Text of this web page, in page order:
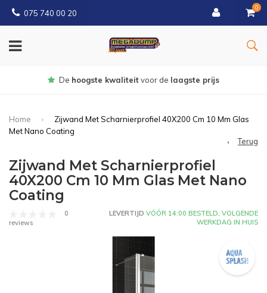
075 740 00 20
0
Gratisbezorgd vanaf € 150
Home
Zijwand Met Scharnierprofiel 40X200 Cm 10 Mm Glas
Met Nano Coating
Terug
Zijwand Met Scharnierprofiel
40X200 Cm 10 Mm Glas Met Nano
Coating
0
reviews
LEVERTIJD VÓÓR 14:00 BESTELD, VOLGENDE
WERKDAG IN HUIS